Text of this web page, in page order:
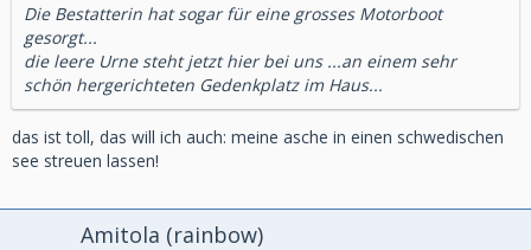
Die Bestatterin hat sogar für eine grosses Motorboot
gesorgt...
die leere Urne steht jetzt hier bei uns ...an einem sehr
schön hergerichteten Gedenkplatz im Haus...
das ist toll, das will ich auch: meine asche in einen schwedischen
see streuen lassen!
Amitola (rainbow)